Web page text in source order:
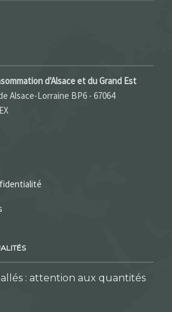
d'Alsace et du Grand Est
Alsace-Lorraine BP6 - 67064
: attention aux quantités